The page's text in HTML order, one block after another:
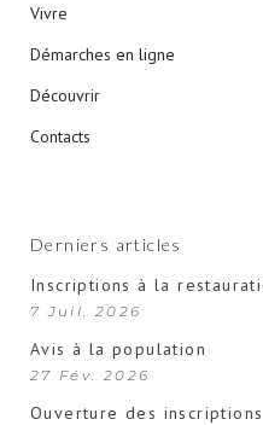
Vivre
Démarches en ligne
Découvrir
Contacts
Derniers articles
Inscriptions à la
7 Juil. 2026
Avis à la population
27 Fév. 2026
Ouverture des